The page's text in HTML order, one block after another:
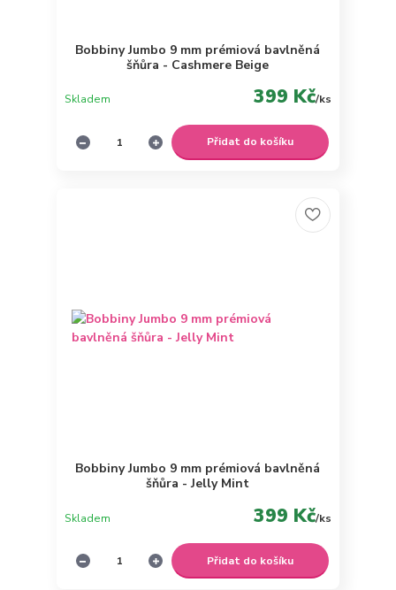
Bobbiny Jumbo 9 mm prémiová bavlněná
šňůra - Cashmere Beige
399 Kč/ks
Skladem
Přidat do košíku
Bobbiny Jumbo 9 mm prémiová bavlněná
šňůra - Jelly Mint
399 Kč/ks
Skladem
Přidat do košíku